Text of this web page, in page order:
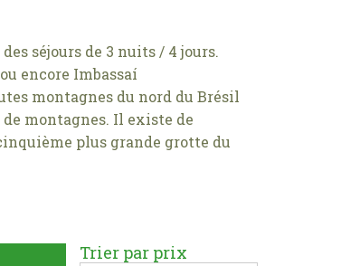
séjours de 3 nuits / 4 jours.
encore Imbassaí
montagnes du nord du Brésil
montagnes. Il existe de
plus grande grotte du
Trier par prix